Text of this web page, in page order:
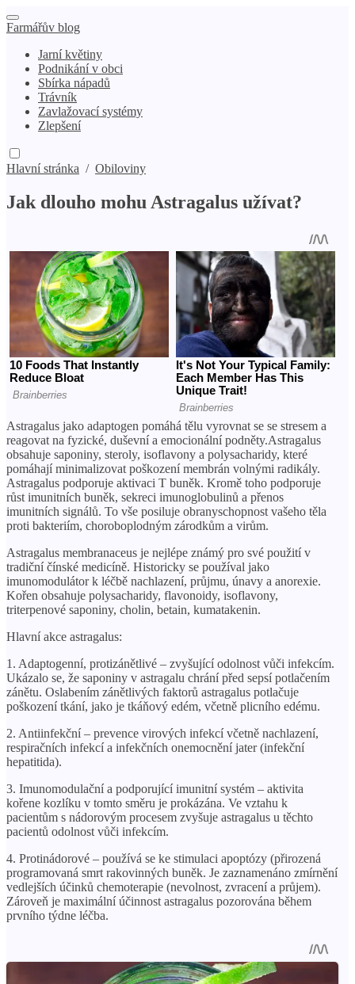
Farmářův blog
Jarní květiny
Podnikání v obci
Sbírka nápadů
Trávník
Zavlažovací systémy
Zlepšení
Hlavní stránka / Obiloviny
Jak dlouho mohu Astragalus užívat?
Astragalus jako adaptogen pomáhá tělu vyrovnat se se stresem a
reagovat na fyzické, duševní a emocionální podněty.Astragalus
obsahuje saponiny, steroly, isoflavony a polysacharidy, které
pomáhají minimalizovat poškození membrán volnými radikály.
Astragalus podporuje aktivaci T buněk. Kromě toho podporuje
růst imunitních buněk, sekreci imunoglobulinů a přenos
imunitních signálů. To vše posiluje obranyschopnost vašeho těla
proti bakteriím, choroboplodným zárodkům a virům.
Astragalus membranaceus je nejlépe známý pro své použití v
tradiční čínské medicíně. Historicky se používal jako
imunomodulátor k léčbě nachlazení, průjmu, únavy a anorexie.
Kořen obsahuje polysacharidy, flavonoidy, isoflavony,
triterpenové saponiny, cholin, betain, kumatakenin.
Hlavní akce astragalus:
1. Adaptogenní, protizánětlivé – zvyšující odolnost vůči infekcím.
Ukázalo se, že saponiny v astragalu chrání před sepsí potlačením
zánětu. Oslabením zánětlivých faktorů astragalus potlačuje
poškození tkání, jako je tkáňový edém, včetně plicního edému.
2. Antiinfekční – prevence virových infekcí včetně nachlazení,
respiračních infekcí a infekčních onemocnění jater (infekční
hepatitida).
3. Imunomodulační a podporující imunitní systém – aktivita
kořene kozlíku v tomto směru je prokázána. Ve vztahu k
pacientům s nádorovým procesem zvyšuje astragalus u těchto
pacientů odolnost vůči infekcím.
4. Protinádorové – používá se ke stimulaci apoptózy (přirozená
programovaná smrt rakovinných buněk. Je zaznamenáno zmírnění
vedlejších účinků chemoterapie (nevolnost, zvracení a průjem).
Zároveň je maximální účinnost astragalus pozorována během
prvního týdne léčba.